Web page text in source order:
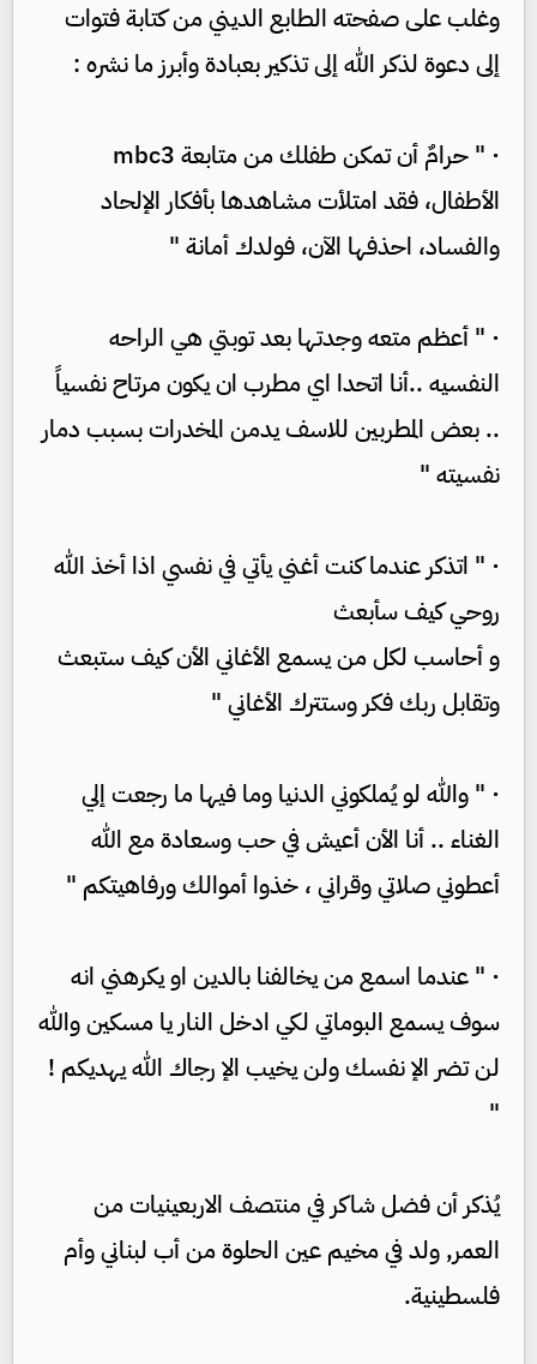
وغلب على صفحته الطابع الديني من كتابة فتوات
إلى دعوة لذكر الله إلى تذكير بعبادة وأبرز ما نشره :
· " حرامٌ أن تمكن طفلك من متابعة mbc3
الأطفال، فقد امتلأت مشاهدها بأفكار الإلحاد
والفساد، احذفها الآن، فولدك أمانة "
· " أعظم متعه وجدتها بعد توبتي هي الراحه
النفسيه ..أنا اتحدا اي مطرب ان يكون مرتاح نفسياً
.. بعض المطربين للاسف يدمن المخدرات بسبب دمار
نفسيته "
· " اتذكر عندما كنت أغني يأتي في نفسي اذا أخذ الله
روحي كيف سأبعث
و أحاسب لكل من يسمع الأغاني الأن كيف ستبعث
وتقابل ربك فكر وستترك الأغاني "
· " والله لو يُملكوني الدنيا وما فيها ما رجعت إلي
الغناء .. أنا الأن أعيش في حب وسعادة مع الله
أعطوني صلاتي وقراني ، خذوا أموالك ورفاهيتكم "
· " عندما اسمع من يخالفنا بالدين او يكرهني انه
سوف يسمع البوماتي لكي ادخل النار يا مسكين والله
لن تضر الإ نفسك ولن يخيب الإ رجاك الله يهديكم !
"
يُذكر أن فضل شاكر في منتصف الاربعينيات من
العمر, ولد في مخيم عين الحلوة من أب لبناني وأم
فلسطينية.